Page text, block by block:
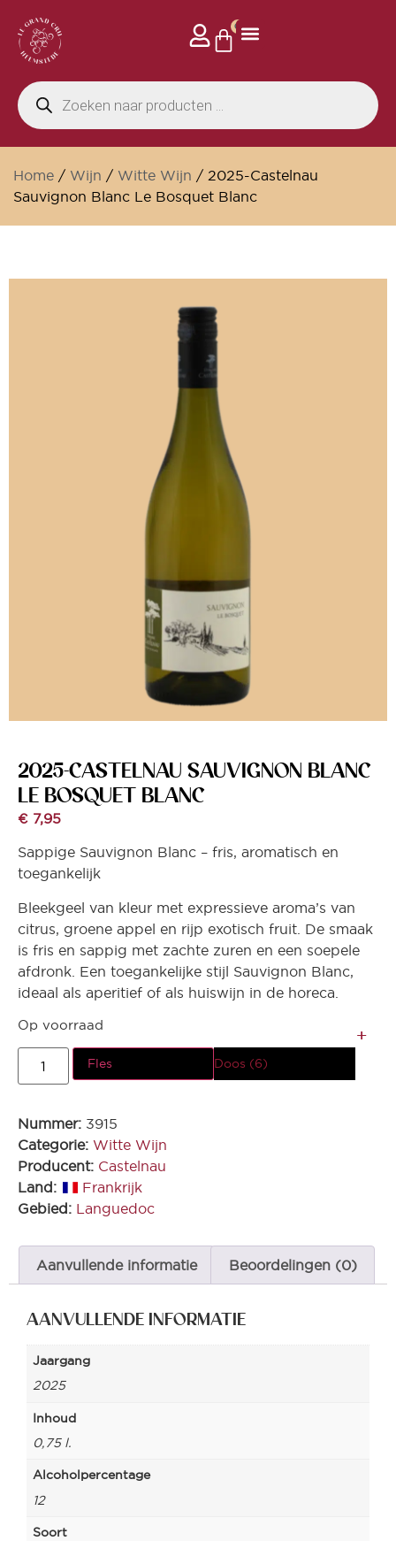
0
Home / Wijn / Witte Wijn / 2025-Castelnau
Sauvignon Blanc Le Bosquet Blanc
2025-CASTELNAU SAUVIGNON BLANC
LE BOSQUET BLANC
€ 7,95
Sappige Sauvignon Blanc – fris, aromatisch en
toegankelijk
Bleekgeel van kleur met expressieve aroma’s van
citrus, groene appel en rijp exotisch fruit. De smaak
is fris en sappig met zachte zuren en een soepele
afdronk. Een toegankelijke stijl Sauvignon Blanc,
ideaal als aperitief of als huiswijn in de horeca.
Op voorraad
Fles Doos (6)
Nummer: 3915
Categorie: Witte Wijn
Producent: Castelnau
Land:
Frankrijk
Gebied: Languedoc
Aanvullende informatie Beoordelingen (0)
AANVULLENDE INFORMATIE
Jaargang
2025
Inhoud
0,75 l.
Alcoholpercentage
12
Soort